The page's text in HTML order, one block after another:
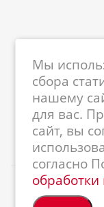
185005,
2026 ©
Мы
сбора
нашему
для вас.
сайт, вы
согласно